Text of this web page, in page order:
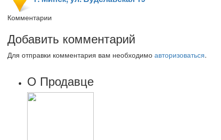
Комментарии
Добавить комментарий
Для отправки комментария вам необходимо авторизоваться.
О Продавце